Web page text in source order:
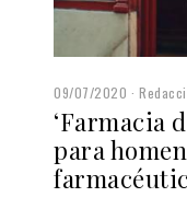
09/07/2020
‘Farmacia
para